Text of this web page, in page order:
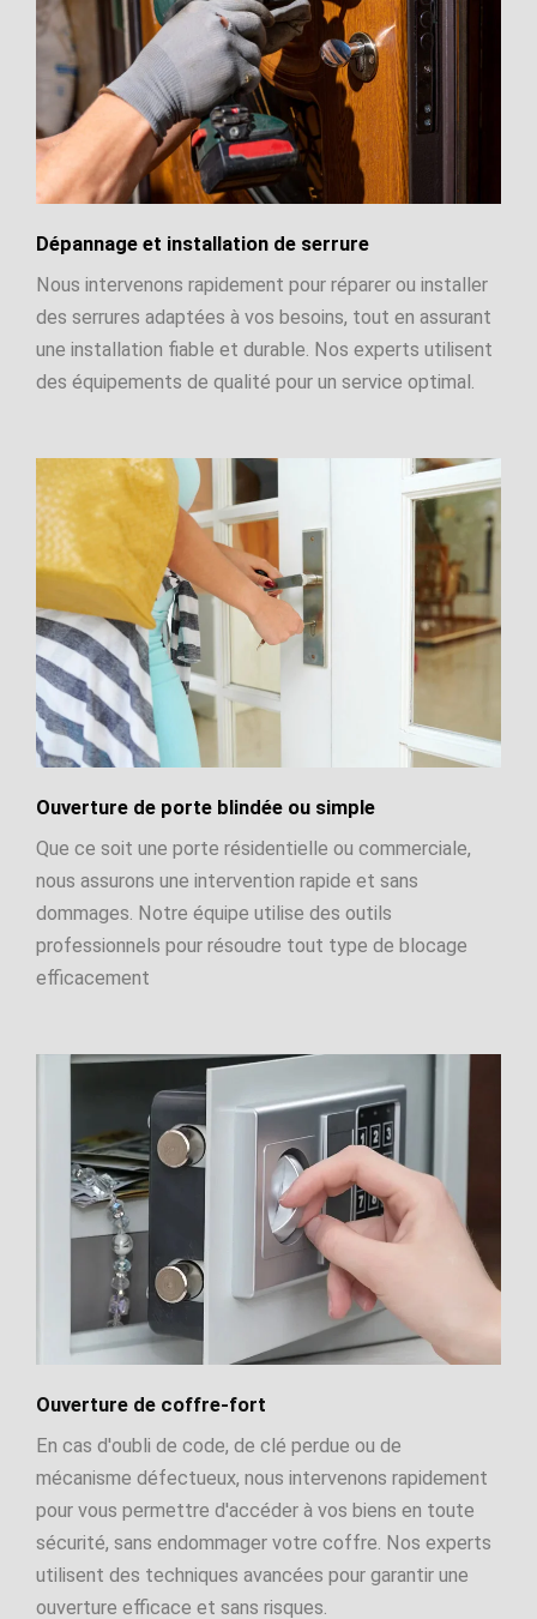
Dépannage et installation de serrure
Nous intervenons rapidement pour réparer ou installer
des serrures adaptées à vos besoins, tout en assurant
une installation fiable et durable. Nos experts utilisent
des équipements de qualité pour un service optimal.
Ouverture de porte blindée ou simple
Que ce soit une porte résidentielle ou commerciale,
nous assurons une intervention rapide et sans
dommages. Notre équipe utilise des outils
professionnels pour résoudre tout type de blocage
efficacement
Ouverture de coffre-fort
En cas d'oubli de code, de clé perdue ou de
mécanisme défectueux, nous intervenons rapidement
pour vous permettre d'accéder à vos biens en toute
sécurité, sans endommager votre coffre. Nos experts
utilisent des techniques avancées pour garantir une
ouverture efficace et sans risques.